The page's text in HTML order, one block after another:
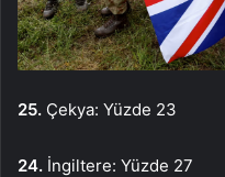
25. Çekya: Yüzde 23
24. İngiltere: Yüzde 27